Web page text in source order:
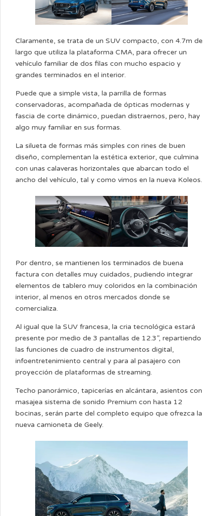
Claramente, se trata de un SUV compacto, con 4.7m de
largo que utiliza la plataforma CMA, para ofrecer un
vehículo familiar de dos filas con mucho espacio y
grandes terminados en el interior.
Puede que a simple vista, la parrilla de formas
conservadoras, acompañada de ópticas modernas y
fascia de corte dinámico, puedan distraernos, pero, hay
algo muy familiar en sus formas.
La silueta de formas más simples con rines de buen
diseño, complementan la estética exterior, que culmina
con unas calaveras horizontales que abarcan todo el
ancho del vehículo, tal y como vimos en la nueva Koleos.
Por dentro, se mantienen los terminados de buena
factura con detalles muy cuidados, pudiendo integrar
elementos de tablero muy coloridos en la combinación
interior, al menos en otros mercados donde se
comercializa.
Al igual que la SUV francesa, la cria tecnológica estará
presente por medio de 3 pantallas de 12.3”, repartiendo
las funciones de cuadro de instrumentos digital,
infoentretenimiento central y para al pasajero con
proyección de plataformas de streaming.
Techo panorámico, tapicerías en alcántara, asientos con
masajea sistema de sonido Premium con hasta 12
bocinas, serán parte del completo equipo que ofrezca la
nueva camioneta de Geely.